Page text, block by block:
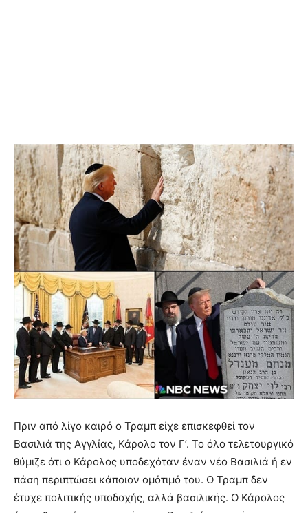
Πριν από λίγο καιρό ο Τραμπ είχε επισκεφθεί τον
Βασιλιά της Αγγλίας, Κάρολο τον Γ’. Το όλο τελετουργικό
θύμιζε ότι ο Κάρολος υποδεχόταν έναν νέο Βασιλιά ή εν
πάση περιπτώσει κάποιον ομότιμό του. Ο Τραμπ δεν
έτυχε πολιτικής υποδοχής, αλλά βασιλικής. Ο Κάρολος